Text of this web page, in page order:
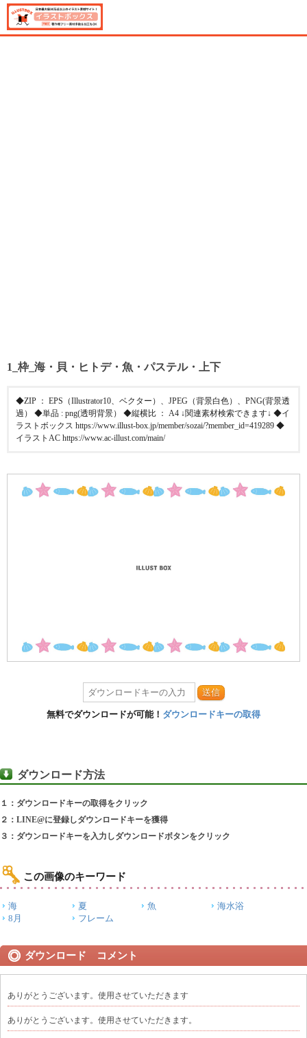
1_枠_海・貝・ヒトデ・魚・パステル・上下
◆ZIP ： EPS（Illustrator10、ベクター）、JPEG（背景白色）、PNG(背景透
過） ◆単品 : png(透明背景） ◆縦横比 ： A4 ↓関連素材検索できます↓ ◆イ
ラストボックス https://www.illust-box.jp/member/sozai/?member_id=419289 ◆
イラストAC https://www.ac-illust.com/main/
送信
無料でダウンロードが可能！ ダウンロードキーの取得
ダウンロード方法
１：ダウンロードキーの取得をクリック
２：LINE@に登録しダウンロードキーを獲得
３：ダウンロードキーを入力しダウンロードボタンをクリック
この画像のキーワード
海 夏 魚
海水浴
8月
フレーム
ダウンロード コメント
ありがとうございます。使用させていただきます
ありがとうございます。使用させていただきます。